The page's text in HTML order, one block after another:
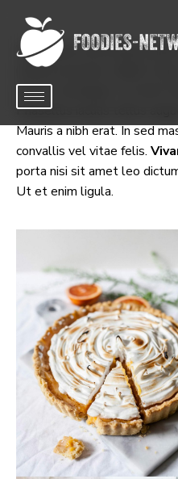
Vestibulum ante ipsum
ultrices posuere cubilia
lectus consequat, sit amet
Phasellus iaculis tellus
Mauris a nibh erat. In sed
convallis vel vitae felis.
porta nisi sit amet leo
Ut et enim ligula.